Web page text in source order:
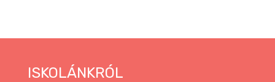
ISKOLÁNKRÓL